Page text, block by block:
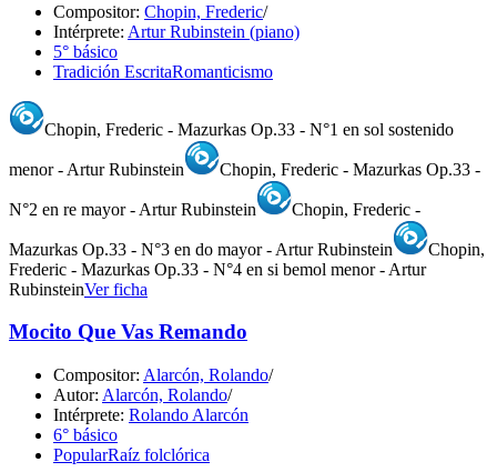
Compositor: Chopin, Frederic/
Intérprete: Artur Rubinstein (piano)
5° básico
Tradición EscritaRomanticismo
Chopin, Frederic - Mazurkas Op.33 - N°1 en sol sostenido
menor - Artur Rubinstein Chopin, Frederic - Mazurkas Op.33 -
N°2 en re mayor - Artur Rubinstein Chopin, Frederic -
Mazurkas Op.33 - N°3 en do mayor - Artur Rubinstein
Chopin,
Frederic - Mazurkas Op.33 - N°4 en si bemol menor - Artur
RubinsteinVer ficha
Mocito Que Vas Remando
Compositor: Alarcón, Rolando/
Autor: Alarcón, Rolando/
Intérprete: Rolando Alarcón
6° básico
PopularRaíz folclórica